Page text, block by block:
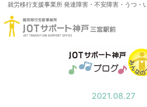
就労移行支援事業所 発達障害・不安障害・うつ・
2021.08.27